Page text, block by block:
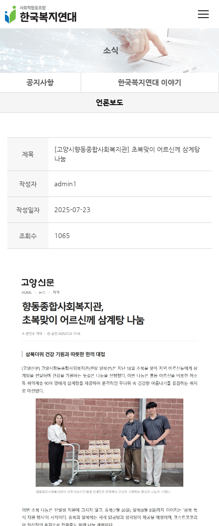
소식
공지사항 한국복지연대 이야기
언론보도
제목
[고양시향동종합사회복지관] 초복맞이 어르신께 삼계탕
나눔
작성자 admin1
작성일자 2025-07-23
조회수 1065